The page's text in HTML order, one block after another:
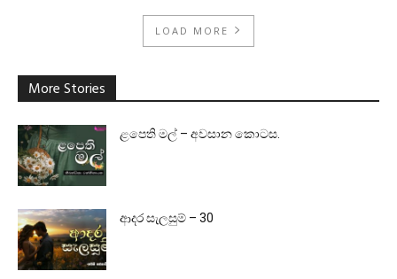
LOAD MORE
More Stories
ළපෙති මල් – අවසාන කොටස.
ආදර සැලසුම් – 30